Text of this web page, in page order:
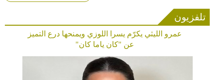
تلفزيون
عمرو الليثي يكرّم يسرا اللوزي ويمنحها درع التميز
عن "كان ياما كان"